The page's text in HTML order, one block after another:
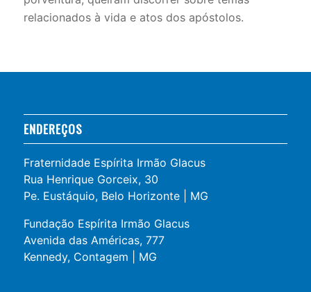
relacionados à vida e atos dos apóstolos.
ENDEREÇOS
Fraternidade Espírita Irmão Glacus
Rua Henrique Gorceix, 30
Pe. Eustáquio, Belo Horizonte | MG
Fundação Espírita Irmão Glacus
Avenida das Américas, 777
Kennedy, Contagem | MG